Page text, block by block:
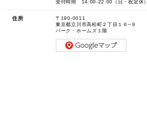
受付時間 14:00-22:00（日・祝定休）
住所
〒190-0011
東京都立川市高松町２丁目１６−９
パーク・ホームズ１階